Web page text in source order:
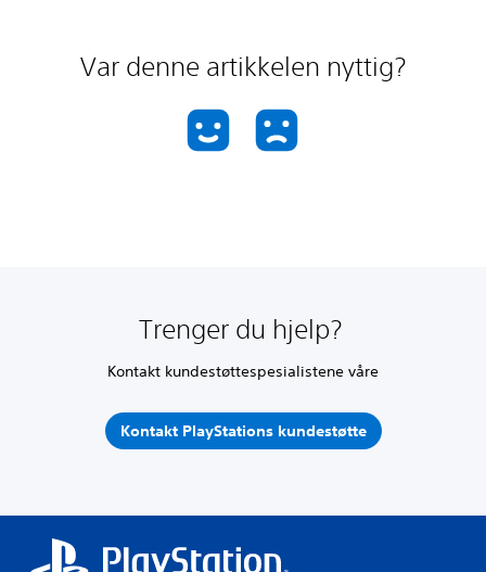
Var denne artikkelen nyttig?
Trenger du hjelp?
Kontakt kundestøttespesialistene våre
Kontakt PlayStations kundestøtte